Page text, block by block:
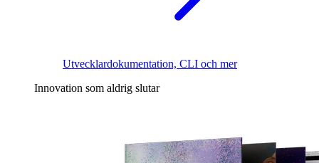
Utvecklardokumentation, CLI och mer
Innovation som aldrig slutar